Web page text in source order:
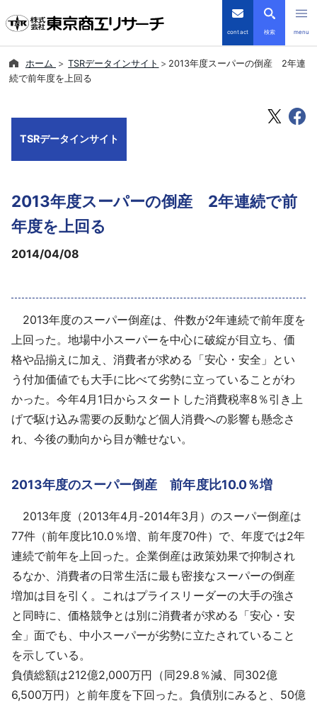
contact 検索 menu
導入事例
採用情報
よくあるご質問
English
ホーム TSRデータインサイト
2013年度スーパーの倒産 2年連
続で前年度を上回る
TSRデータインサイト
2013年度スーパーの倒産 2年連続で前
年度を上回る
2014/04/08
2013年度のスーパー倒産は、件数が2年連続で前年度を
上回った。地場中小スーパーを中心に破綻が目立ち、価
格や品揃えに加え、消費者が求める「安心・安全」とい
う付加価値でも大手に比べて劣勢に立っていることがわ
かった。今年4月1日からスタートした消費税率8％引き上
げで駆け込み需要の反動など個人消費への影響も懸念さ
れ、今後の動向から目が離せない。
2013年度のスーパー倒産 前年度比10.0％増
2013年度（2013年4月-2014年3月）のスーパー倒産は
77件（前年度比10.0％増、前年度70件）で、年度では2年
連続で前年を上回った。企業倒産は政策効果で抑制され
るなか、消費者の日常生活に最も密接なスーパーの倒産
増加は目を引く。これはプライスリーダーの大手の強さ
と同時に、価格競争とは別に消費者が求める「安心・安
全」面でも、中小スーパーが劣勢に立たされていること
を示している。
負債総額は212億2,000万円（同29.8％減、同302億
6,500万円）と前年度を下回った。負債別にみると、50億